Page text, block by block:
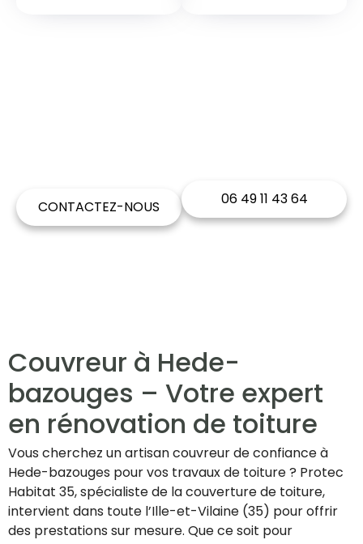
CONTACTEZ-NOUS 06 49 11 43 64
Couvreur à Hede-
bazouges – Votre expert
en rénovation de toiture
Vous cherchez un artisan couvreur de confiance à
Hede-bazouges pour vos travaux de toiture ? Protec
Habitat 35, spécialiste de la couverture de toiture,
intervient dans toute l’Ille-et-Vilaine (35) pour offrir
des prestations sur mesure. Que ce soit pour